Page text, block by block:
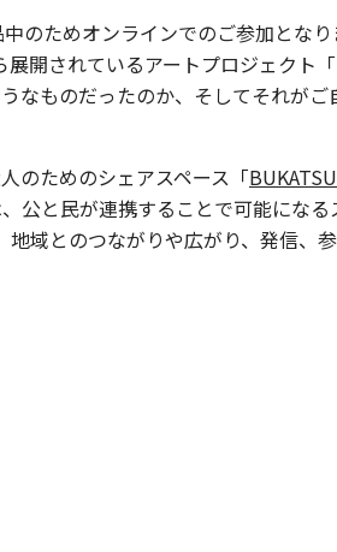
のためオンラインでのご参加となり
開されているアートプロジェクト
なものだったのか、そしてそれが
のためのシェアスペース「
公と民が連携することで可能になる
域とのつながりや広がり、発信、